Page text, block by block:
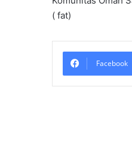
( fat)
Facebook